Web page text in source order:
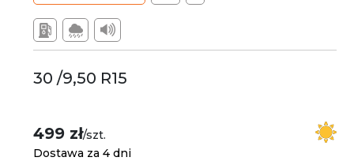
30 /9,50 R15
499 zł/szt.
Dostawa za 4 dni